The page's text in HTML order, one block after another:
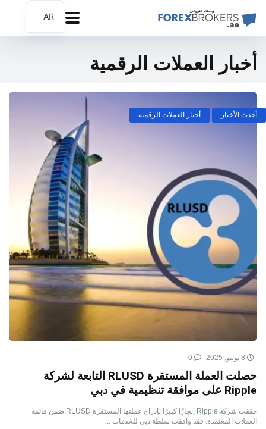
أخبار العملات الرقمية
أحدث الأخبار أخبار العملات الرقمية
حصلت العملة المستقرة RLUSD التابعة لشركة
Ripple على موافقة تنظيمية في دبي
حققت شركة Ripple إنجازًا كبيرًا بإدراج عملتها المستقرة RLUSD ضمن قائمة
العملات المعتمدة. فقد وافقت سلطة دبي للخدمات ...
AR
EN